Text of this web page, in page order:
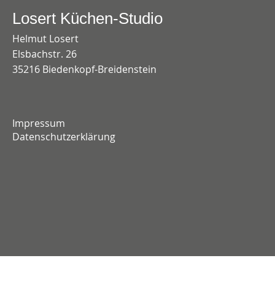
Losert Küchen-Studio
Helmut Losert
Elsbachstr. 26
35216 Biedenkopf-Breidenstein
Impressum
Datenschutzerklärung